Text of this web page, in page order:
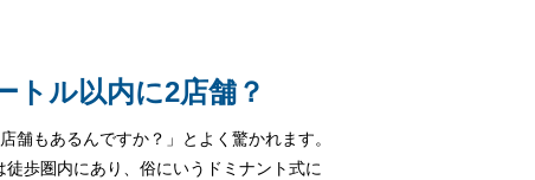
トル以内に2店舗？
舗もあるんですか？」とよく驚かれます。
徒歩圏内にあり、俗にいうドミナント式に